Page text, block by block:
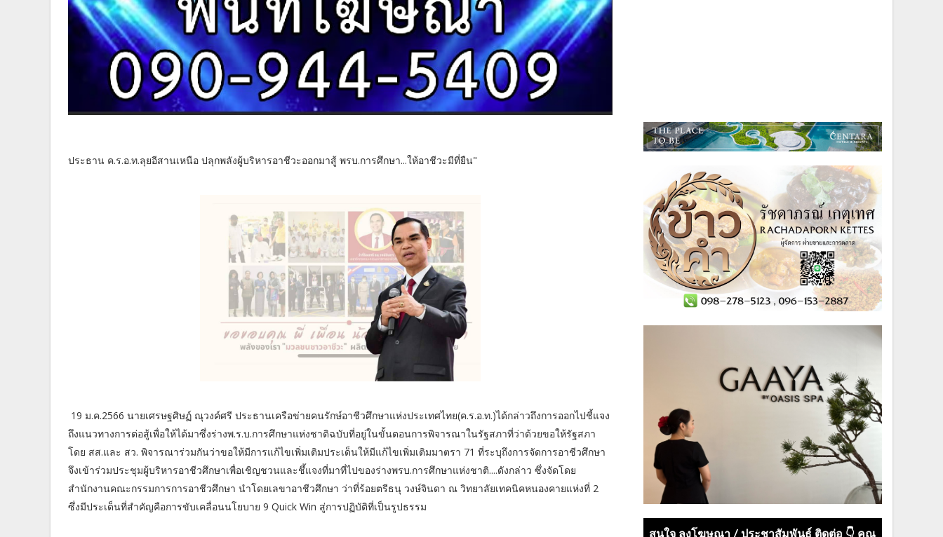
ประธาน ค.ร.อ.ท.ลุยอีสานเหนือ ปลุกพลังผู้บริหารอาชีวะออกมาสู้ พรบ.การศึกษา...ให้อาชีวะมีที่ยืน"
19 ม.ค.2566 นายเศรษฐศิษฏ์ ณุวงค์ศรี ประธานเครือข่ายคนรักษ์อาชีวศึกษาแห่งประเทศไทย(ค.ร.อ.ท.)ได้กล่าวถึงการออกไปชี้แจง
ถึงแนวทางการต่อสู้เพื่อให้ได้มาซึ่งร่างพ.ร.บ.การศึกษาแห่งชาติฉบับที่อยู่ในขั้นตอนการพิจารณาในรัฐสภาที่ว่าด้วยขอให้รัฐสภา
โดย สส.และ สว. พิจารณาร่วมกันว่าขอให้มีการแก้ไขเพิ่มเติมประเด็นให้มีแก้ไขเพิ่มเติมมาตรา 71 ที่ระบุถึงการจัดการอาชีวศึกษา
จึงเข้าร่วมประชุมผู้บริหารอาชีวศึกษาเพื่อเชิญชวนและชึ้แจงที่มาที่ไปของร่างพรบ.การศึกษาแห่งชาติ....ดังกล่าว ซึ่งจัดโดย
สำนักงานคณะกรรมการการอาชีวศึกษา นำโดยเลขาอาชีวศึกษา ว่าที่ร้อยตรีธนุ วงษ์จินดา ณ วิทยาลัยเทคนิคหนองคายแห่งที่ 2
ซึ่งมีประเด็นที่สำคัญคือการขับเคลื่อนนโยบาย 9 Quick Win สู่การปฏิบัติที่เป็นรูปธรรม
สนใจ ลงโฆษณา / ประชาสัมพันธ์ ติดต่อ 👇 คุณ